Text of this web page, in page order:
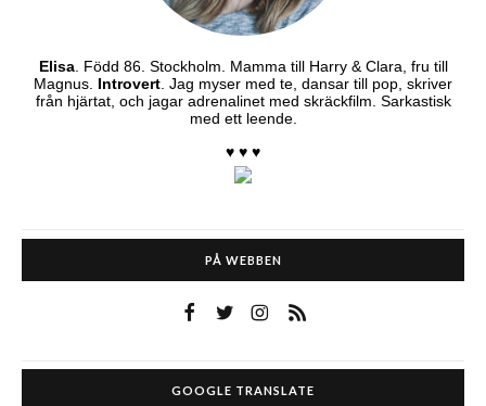
Elisa. Född 86. Stockholm. Mamma till Harry & Clara, fru till
Magnus. Introvert . Jag myser med te, dansar till pop, skriver
från hjärtat, och jagar adrenalinet med skräckfilm. Sarkastisk
med ett leende.
♥ ♥ ♥
PÅ WEBBEN
GOOGLE TRANSLATE